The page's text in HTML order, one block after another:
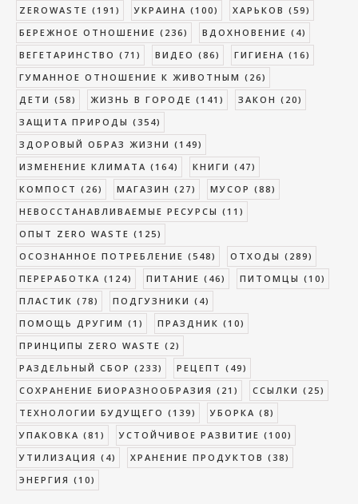
ZEROWASTE (191) УКРАИНА (100) ХАРЬКОВ (59)
БЕРЕЖНОЕ ОТНОШЕНИЕ (236) ВДОХНОВЕНИЕ (4)
ВЕГЕТАРИНСТВО (71) ВИДЕО (86) ГИГИЕНА (16)
ГУМАННОЕ ОТНОШЕНИЕ К ЖИВОТНЫМ (26)
ДЕТИ (58) ЖИЗНЬ В ГОРОДЕ (141) ЗАКОН (20)
ЗАЩИТА ПРИРОДЫ (354)
ЗДОРОВЫЙ ОБРАЗ ЖИЗНИ (149)
ИЗМЕНЕНИЕ КЛИМАТА (164) КНИГИ (47)
КОМПОСТ (26) МАГАЗИН (27) МУСОР (88)
НЕВОССТАНАВЛИВАЕМЫЕ РЕСУРСЫ (11)
ОПЫТ ZERO WASTE (125)
ОСОЗНАННОЕ ПОТРЕБЛЕНИЕ (548) ОТХОДЫ (289)
ПЕРЕРАБОТКА (124) ПИТАНИЕ (46) ПИТОМЦЫ (10)
ПЛАСТИК (78) ПОДГУЗНИКИ (4)
ПОМОЩЬ ДРУГИМ (1) ПРАЗДНИК (10)
ПРИНЦИПЫ ZERO WASTE (2)
РАЗДЕЛЬНЫЙ СБОР (233) РЕЦЕПТ (49)
СОХРАНЕНИЕ БИОРАЗНООБРАЗИЯ (21) ССЫЛКИ (25)
ТЕХНОЛОГИИ БУДУЩЕГО (139) УБОРКА (8)
УПАКОВКА (81) УСТОЙЧИВОЕ РАЗВИТИЕ (100)
УТИЛИЗАЦИЯ (4) ХРАНЕНИЕ ПРОДУКТОВ (38)
ЭНЕРГИЯ (10)